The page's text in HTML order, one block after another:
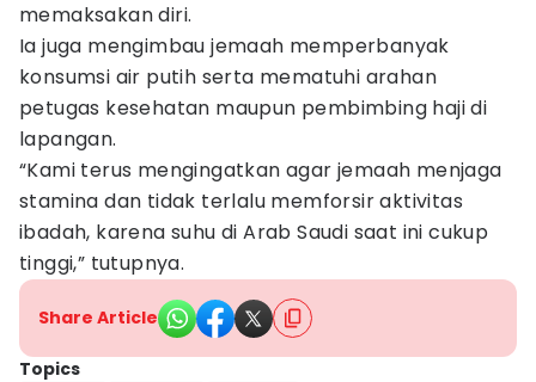
memaksakan diri.
Ia juga mengimbau jemaah memperbanyak
konsumsi air putih serta mematuhi arahan
petugas kesehatan maupun pembimbing haji di
lapangan.
“Kami terus mengingatkan agar jemaah menjaga
stamina dan tidak terlalu memforsir aktivitas
ibadah, karena suhu di Arab Saudi saat ini cukup
tinggi,” tutupnya.
Share Article
Topics